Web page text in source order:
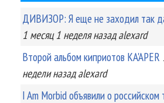
ДИВИЗОР: Я еще не заходил так
1 месяц 1 неделяназад alexard
Второй альбом киприотов KA'APER
неделиназад alexard
I Am Morbid объявили о российском